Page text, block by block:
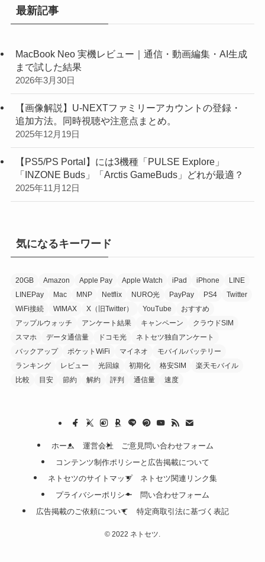
最新記事
MacBook Neo 実機レビュー｜通信・動画編集・AI生成
まで試した結果
2026年3月30日
【画像解説】U-NEXTファミリーアカウントの登録・
追加方法。同時視聴や注意点まとめ。
2025年12月19日
【PS5/PS Portal】には3機種「PULSE Explore」
「INZONE Buds」「Arctis GameBuds」どれが最適？
2025年11月12日
気になるキーワード
20GB Amazon Apple Pay Apple Watch iPad iPhone
LINE
LINEPay
Mac MNP Netflix NURO光 PayPay PS4
Twitter
WiFi接続
WIMAX X（旧Twitter） YouTube
おすすめ
アップルウォッチ
アンケート結果 キャンペーン
クラウドSIM
スマホ
データ通信量 ドコモ光
ネトセツ独自アンケート
バックアップ
ポケットWiFi マイネオ
モバイルバッテリー
ランキング
レビュー 光回線 初期化 格安SIM
楽天モバイル
比較
目安 節約 解約 評判 通信量 速度
ホーム 運営会社
ご意見問い合わせフォーム
コンテンツ制作ポリシーと広告掲載について
ネトセツのサイトマップ
ネトセツ関連リンク集
プライバシーポリシー
問い合わせフォーム
広告掲載のご依頼について
特定商取引法に基づく表記
© 2022 ネトセツ.